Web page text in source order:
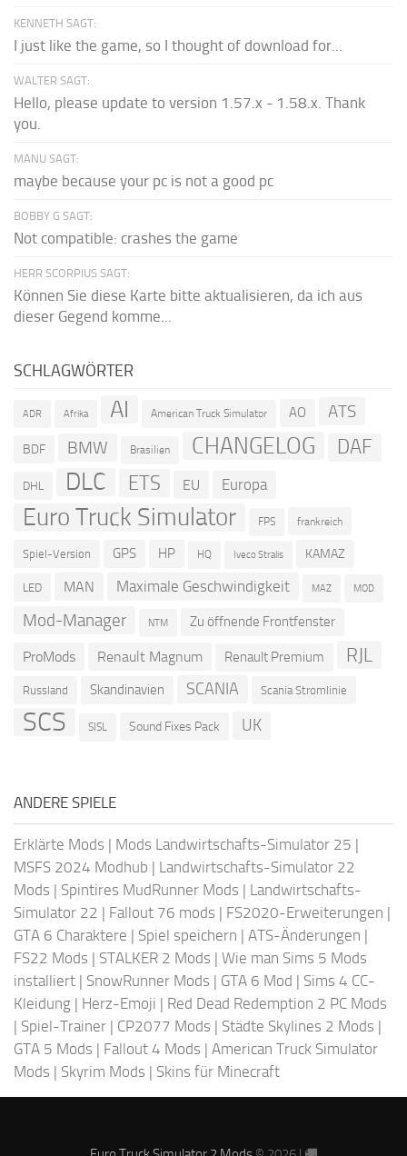
KENNETH SAGT:
I just like the game, so I thought of download for...
WALTER SAGT:
Hello, please update to version 1.57.x - 1.58.x. Thank
you.
MANU SAGT:
maybe because your pc is not a good pc
BOBBY G SAGT:
Not compatible: crashes the game
HERR SCORPIUS SAGT:
Können Sie diese Karte bitte aktualisieren, da ich aus
dieser Gegend komme...
SCHLAGWÖRTER
ADR Afrika AI American Truck Simulator AO ATS
BDF BMW Brasilien CHANGELOG DAF
DHL DLC ETS EU Europa
Euro Truck Simulator FPS frankreich
Spiel-Version GPS HP HQ Iveco Stralis KAMAZ
LED MAN Maximale Geschwindigkeit MAZ MOD
Mod-Manager NTM Zu öffnende Frontfenster
ProMods Renault Magnum Renault Premium RJL
Russland Skandinavien SCANIA Scania Stromlinie
SCS SISL Sound Fixes Pack UK
ANDERE SPIELE
Erklärte Mods | Mods Landwirtschafts-Simulator 25 |
MSFS 2024 Modhub | Landwirtschafts-Simulator 22
Mods | Spintires MudRunner Mods | Landwirtschafts-
Simulator 22 | Fallout 76 mods | FS2020-Erweiterungen |
GTA 6 Charaktere | Spiel speichern | ATS-Änderungen |
FS22 Mods | STALKER 2 Mods | Wie man Sims 5 Mods
installiert | SnowRunner Mods | GTA 6 Mod | Sims 4 CC-
Kleidung | Herz-Emoji | Red Dead Redemption 2 PC Mods
| Spiel-Trainer | CP2077 Mods | Städte Skylines 2 Mods |
GTA 5 Mods | Fallout 4 Mods | American Truck Simulator
Mods | Skyrim Mods | Skins für Minecraft